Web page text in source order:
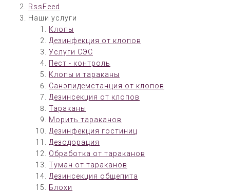
RssFeed
Наши услуги
Клопы
Дезинфекция от клопов
Услуги СЭС
Пест - контроль
Клопы и тараканы
Санэпидемстанция от клопов
Дезинсекция от клопов
Тараканы
Морить тараканов
Дезинфекция гостиниц
Дезодорация
Обработка от тараканов
Туман от тараканов
Дезинсекция общепита
Блохи